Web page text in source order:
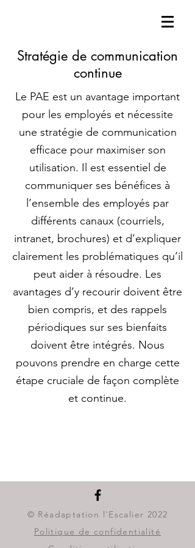
Stratégie de communication
continue
Le PAE est un avantage important
pour les employés et nécessite
une stratégie de communication
efficace pour maximiser son
utilisation. Il est essentiel de
communiquer ses bénéfices à
l’ensemble des employés par
différents canaux (courriels,
intranet, brochures) et d’expliquer
clairement les problématiques qu’il
peut aider à résoudre. Les
avantages d’y recourir doivent être
bien compris, et des rappels
périodiques sur ses bienfaits
doivent être intégrés. Nous
pouvons prendre en charge cette
étape cruciale de façon complète
et continue.
© Réadaptation l'Escalier 2022
Politique de confidentialité